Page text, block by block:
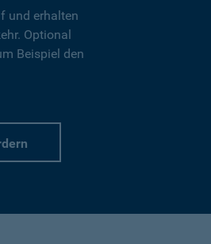
und erhalten
Optional
Beispiel den